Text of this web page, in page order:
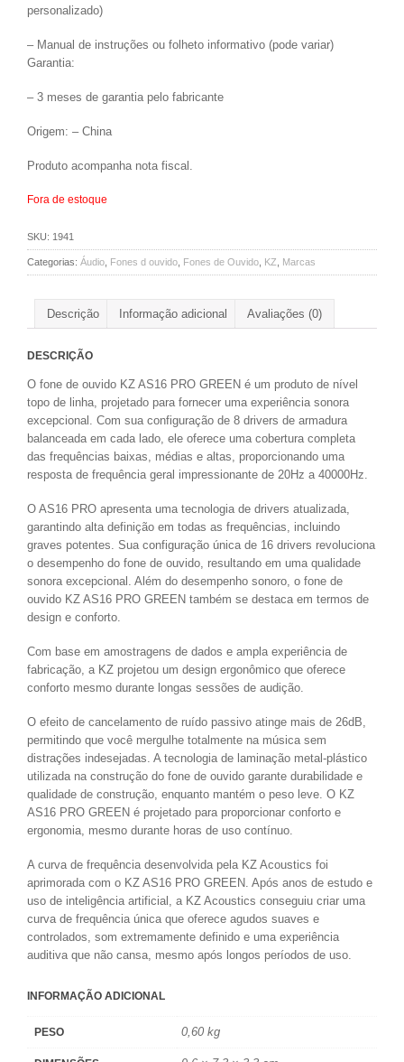
personalizado)
– Manual de instruções ou folheto informativo (pode variar)
Garantia:
– 3 meses de garantia pelo fabricante
Origem: – China
Produto acompanha nota fiscal.
Fora de estoque
SKU: 1941
Categorias: Áudio Fones d ouvido Fones de Ouvido KZ Marcas
Descrição Informação adicional Avaliações (0)
DESCRIÇÃO
O fone de ouvido KZ AS16 PRO GREEN é um produto de nível
topo de linha, projetado para fornecer uma experiência sonora
excepcional. Com sua configuração de 8 drivers de armadura
balanceada em cada lado, ele oferece uma cobertura completa
das frequências baixas, médias e altas, proporcionando uma
resposta de frequência geral impressionante de 20Hz a 40000Hz.
O AS16 PRO apresenta uma tecnologia de drivers atualizada,
garantindo alta definição em todas as frequências, incluindo
graves potentes. Sua configuração única de 16 drivers revoluciona
o desempenho do fone de ouvido, resultando em uma qualidade
sonora excepcional. Além do desempenho sonoro, o fone de
ouvido KZ AS16 PRO GREEN também se destaca em termos de
design e conforto.
Com base em amostragens de dados e ampla experiência de
fabricação, a KZ projetou um design ergonômico que oferece
conforto mesmo durante longas sessões de audição.
O efeito de cancelamento de ruído passivo atinge mais de 26dB,
permitindo que você mergulhe totalmente na música sem
distrações indesejadas. A tecnologia de laminação metal-plástico
utilizada na construção do fone de ouvido garante durabilidade e
qualidade de construção, enquanto mantém o peso leve. O KZ
AS16 PRO GREEN é projetado para proporcionar conforto e
ergonomia, mesmo durante horas de uso contínuo.
A curva de frequência desenvolvida pela KZ Acoustics foi
aprimorada com o KZ AS16 PRO GREEN. Após anos de estudo e
uso de inteligência artificial, a KZ Acoustics conseguiu criar uma
curva de frequência única que oferece agudos suaves e
controlados, som extremamente definido e uma experiência
auditiva que não cansa, mesmo após longos períodos de uso.
INFORMAÇÃO ADICIONAL
PESO 0,60 kg